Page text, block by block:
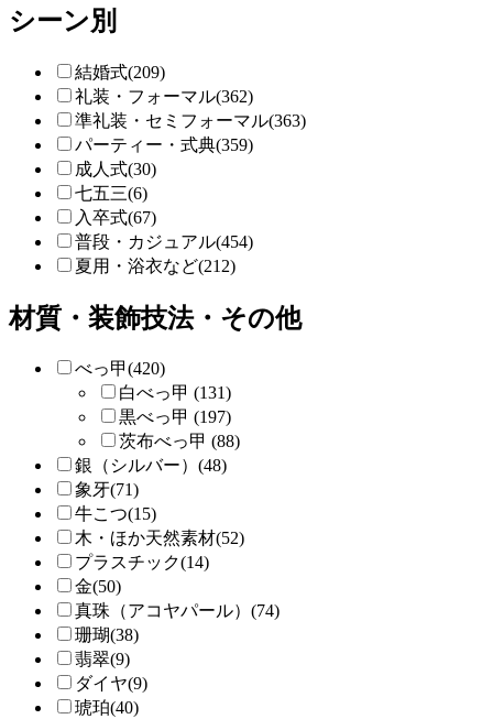
シーン別
結婚式(209)
礼装・フォーマル(362)
準礼装・セミフォーマル(363)
パーティー・式典(359)
成人式(30)
七五三(6)
入卒式(67)
普段・カジュアル(454)
夏用・浴衣など(212)
材質・装飾技法・その他
べっ甲(420)
白べっ甲 (131)
黒べっ甲 (197)
茨布べっ甲 (88)
銀（シルバー）(48)
象牙(71)
牛こつ(15)
木・ほか天然素材(52)
プラスチック(14)
金(50)
真珠（アコヤパール）(74)
珊瑚(38)
翡翠(9)
ダイヤ(9)
琥珀(40)